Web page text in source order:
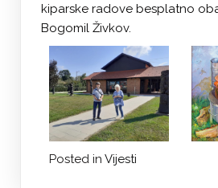
kiparske radove besplatno
Bogomil Živkov.
Posted in Vijesti